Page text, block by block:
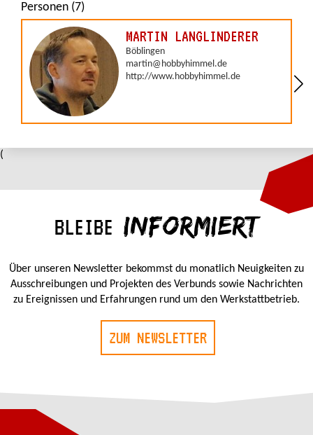
(
BLEIBE INFORMIERT
Über unseren Newsletter bekommst du monatlich Neuigkeiten zu
Ausschreibungen und Projekten des Verbunds sowie Nachrichten
zu Ereignissen und Erfahrungen rund um den Werkstattbetrieb.
ZUM NEWSLETTER